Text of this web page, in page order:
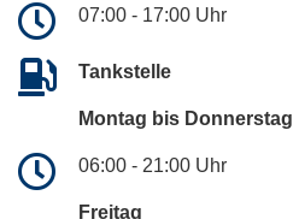
07:00 - 17:00 Uhr
Tankstelle
Montag bis Donnerstag
06:00 - 21:00 Uhr
Freitag